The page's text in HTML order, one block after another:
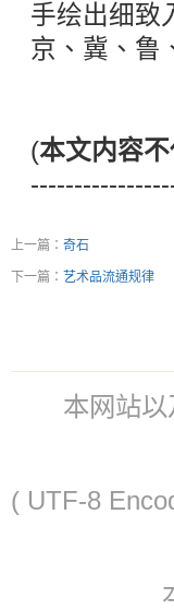
手绘出细致
京、冀、鲁
(本文内容
上一篇： 奇石
下一篇： 艺术品流通规律
本网站
( UTF-8